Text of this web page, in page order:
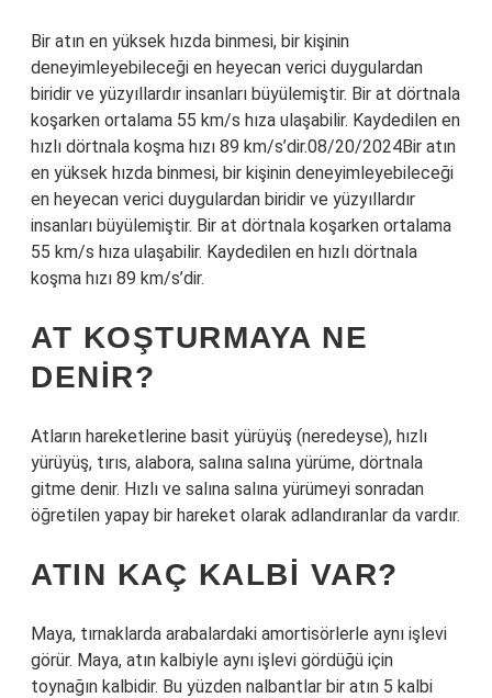
Bir atın en yüksek hızda binmesi, bir kişinin
deneyimleyebileceği en heyecan verici duygulardan
biridir ve yüzyıllardır insanları büyülemiştir. Bir at dörtnala
koşarken ortalama 55 km/s hıza ulaşabilir. Kaydedilen en
hızlı dörtnala koşma hızı 89 km/s’dir.08/20/2024Bir atın
en yüksek hızda binmesi, bir kişinin deneyimleyebileceği
en heyecan verici duygulardan biridir ve yüzyıllardır
insanları büyülemiştir. Bir at dörtnala koşarken ortalama
55 km/s hıza ulaşabilir. Kaydedilen en hızlı dörtnala
koşma hızı 89 km/s’dir.
AT KOŞTURMAYA NE
DENIR?
Atların hareketlerine basit yürüyüş (neredeyse), hızlı
yürüyüş, tırıs, alabora, salına salına yürüme, dörtnala
gitme denir. Hızlı ve salına salına yürümeyi sonradan
öğretilen yapay bir hareket olarak adlandıranlar da vardır.
ATIN KAÇ KALBI VAR?
Maya, tırnaklarda arabalardaki amortisörlerle aynı işlevi
görür. Maya, atın kalbiyle aynı işlevi gördüğü için
toynağın kalbidir. Bu yüzden nalbantlar bir atın 5 kalbi